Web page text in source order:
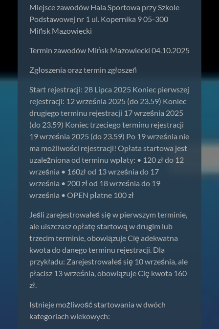
Miejsce zawodów Hala Sportowa przy Szkole
Podstawowej nr 1 ul. Kopernika 9 05-300
Mińsk Mazowiecki
Termin zawodów Mińsk Mazowiecki 04.10.2025
Zgłoszenia oraz termin zgłoszeń
Start rejestracji: 28 Lipca 2025 Koniec pierwszej
rejestracji: 12 września 2025 (do 23.59) Koniec
drugiego terminu rejestracji 17 września 2025
(do 23.59) Koniec trzeciego terminu rejestracji
19 września 2025 (do 23.59) Po 19 września nie
ma możliwości rejestracji! Opłata startowa jest
uzależniona od terminu wpłaty: • 120 zł do 12
września • 160zł od 13 września do 17
września • 200 zł od 18 września do 19
września • OPEN płatne 100 zł
Jeśli zarejestrowałeś się w pierwszym terminie,
ale uiszczasz opłatę startową w drugim lub
trzecim terminie, obowiązuje Cię adekwatna
kwota do danego terminu rejestracji. Dla
przykładu: Zarejestrowałeś się 10 września, ale
płacisz 13 września, obowiązuje Cię kwota 160
zł.
Istnieje możliwość startowania w dwóch
kategoriach wiekowych: